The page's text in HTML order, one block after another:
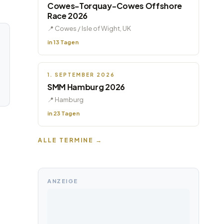
Cowes-Torquay-Cowes Offshore
Race 2026
📍 Cowes / Isle of Wight, UK
in 13 Tagen
1. SEPTEMBER 2026
SMM Hamburg 2026
📍 Hamburg
in 23 Tagen
ALLE TERMINE →
ANZEIGE